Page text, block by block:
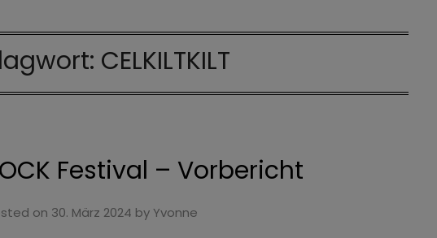
CELKILTKILT
Festival – Vorbericht
on 30. März 2024 byYvonne